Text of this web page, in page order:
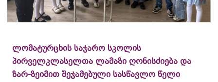
ლომატურცხის საჯარო სკოლის
პირველკლასელთა ლამაზი ღონისძიება და
ზარ-ზეიმით შეჯამებული სასწავლო წელი